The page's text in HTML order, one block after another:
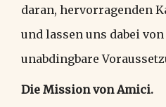
daran, hervorragenden
und lassen uns dabei
unabdingbare
Die Mission von Amici.